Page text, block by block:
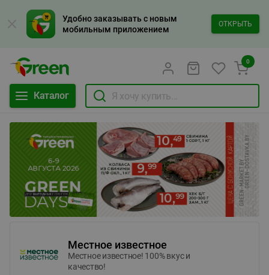
Удобно заказывать с новым
мобильным приложением
ОТКРЫТЬ
Каталог
0
Местное известное
Местное известное! 100% вкус и
качество!